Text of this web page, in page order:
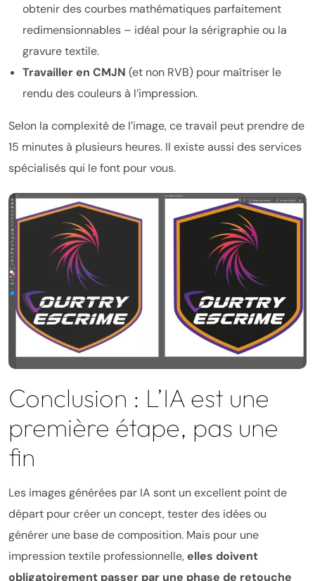
obtenir des courbes mathématiques parfaitement
redimensionnables – idéal pour la sérigraphie ou la
gravure textile.
Travailler en CMJN (et non RVB) pour maîtriser le
rendu des couleurs à l’impression.
Selon la complexité de l’image, ce travail peut prendre de
15 minutes à plusieurs heures. Il existe aussi des services
spécialisés qui le font pour vous.
Conclusion : L’IA est une
première étape, pas une
fin
Les images générées par IA sont un excellent point de
départ pour créer un concept, tester des idées ou
générer une base de composition. Mais pour une
impression textile professionnelle,elles doivent
obligatoirement passer par une phase de retouche